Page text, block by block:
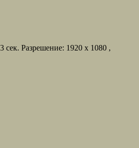
Разрешение: 1920 x 1080 ,